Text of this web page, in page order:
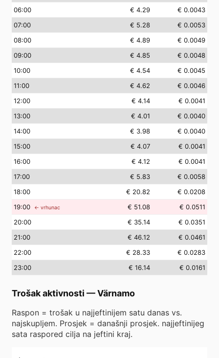
06:00 € 4.29
€ 0.0043
07:00 € 5.28
€ 0.0053
08:00 € 4.89
€ 0.0049
09:00 € 4.85
€ 0.0048
10:00 € 4.54
€ 0.0045
11:00 € 4.62
€ 0.0046
12:00 € 4.14
€ 0.0041
13:00 € 4.01
€ 0.0040
14:00 € 3.98
€ 0.0040
15:00 € 4.07
€ 0.0041
16:00 € 4.12
€ 0.0041
17:00 € 5.83
€ 0.0058
18:00 € 20.82
€ 0.0208
19:00 ← vrhunac € 51.08
€ 0.0511
20:00 € 35.14
€ 0.0351
21:00 € 46.12
€ 0.0461
22:00 € 28.33
€ 0.0283
23:00 € 16.14 € 0.0161
Trošak aktivnosti —Värnamo
Raspon = trošak u najjeftinijem satu danas vs.
najskupljem. Prosjek = današnji prosjek. najjeftinijeg
sata raspored cilja na jeftini kraj.